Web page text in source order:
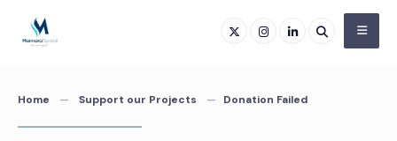
Skip
to
Home Support our Projects Donation Failed